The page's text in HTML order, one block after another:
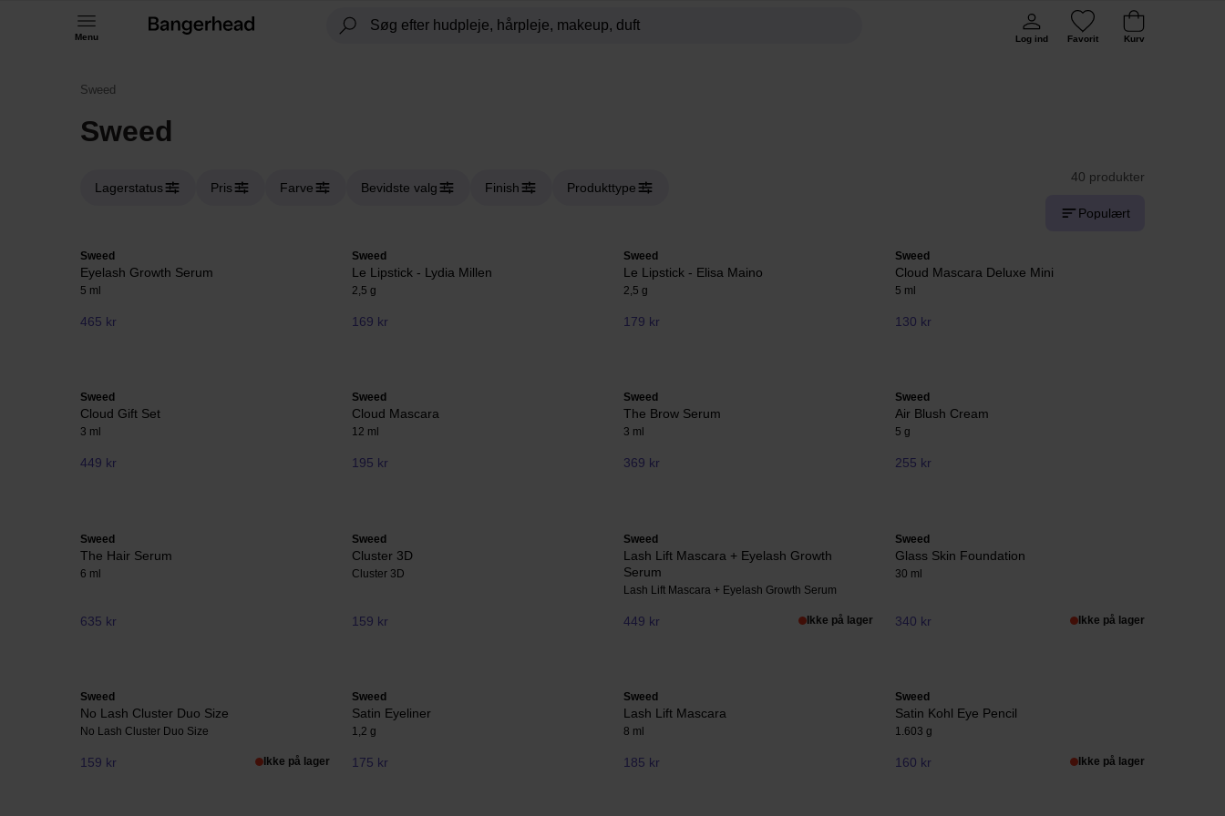
Menu Log ind Favorit Kurv
Sweed
Sweed
Lagerstatus Pris Farve Bevidste valg Finish Produkttype
40 produkter
Populært
Sweed
Eyelash Growth Serum
5 ml
465 kr
Sweed
Le Lipstick - Lydia Millen
2,5 g
169 kr
Sweed
Le Lipstick - Elisa Maino
2,5 g
179 kr
Sweed
Cloud Mascara Deluxe Mini
5 ml
130 kr
Sweed
Cloud Gift Set
3 ml
449 kr
Sweed
Cloud Mascara
12 ml
195 kr
Sweed
The Brow Serum
3 ml
369 kr
Sweed
Air Blush Cream
5 g
255 kr
Sweed
The Hair Serum
6 ml
635 kr
Sweed
Cluster 3D
Cluster 3D
159 kr
Sweed
Lash Lift Mascara + Eyelash Growth
Serum
Lash Lift Mascara + Eyelash Growth Serum
449 kr Ikke på lager
Sweed
Glass Skin Foundation
30 ml
340 kr Ikke på lager
Sweed
No Lash Cluster Duo Size
No Lash Cluster Duo Size
159 kr Ikke på lager
Sweed
Satin Eyeliner
1,2 g
175 kr
Sweed
Lash Lift Mascara
8 ml
185 kr
Sweed
Satin Kohl Eye Pencil
1.603 g
160 kr Ikke på lager